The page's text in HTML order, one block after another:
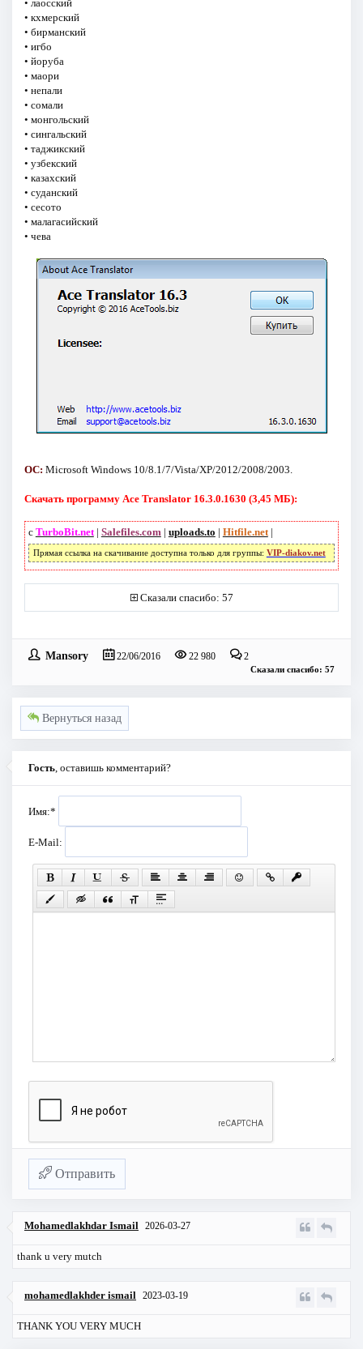
• лаосский
• кхмерский
• бирманский
• игбо
• йоруба
• маори
• непали
• сомали
• монгольский
• сингальский
• таджикский
• узбекский
• казахский
• суданский
• сесото
• малагасийский
• чева
ОС: Microsoft Windows 10/8.1/7/Vista/XP/2012/2008/2003.
Скачать программу Ace Translator 16.3.0.1630 (3,45 МБ):
с TurboBit.net| Salefiles.com | uploads.to | Hitfile.net|
Прямая ссылка на скачивание доступна только для группы: VIP-diakov.net
Сказали спасибо: 57
Mansory 22/06/2016 22 980 2
Сказали спасибо: 57
Вернуться назад
Гость , оставишь комментарий?
Имя:*
E-Mail:
Отправить
Mohamedlakhdar Ismail 2026-03-27
thank u very mutch
mohamedlakhder ismail 2023-03-19
THANK YOU VERY MUCH